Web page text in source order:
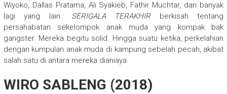
Wiyoko, Dallas Pratama, Ali Syakieb, Fathir Muchtar, dan banyak
lagi yang lain. SERIGALA TERAKHIRberkisah tentang
persahabatan sekelompok anak muda yang kompak bak
gangster. Mereka begitu solid. Hingga suatu ketika, perkelahian
dengan kumpulan anak muda di kampung sebelah pecah, akibat
salah satu di antara mereka dianiaya.
WIRO SABLENG (2018)